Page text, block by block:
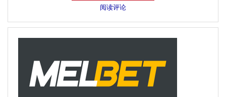
阅读评论